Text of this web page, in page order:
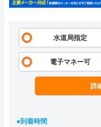
水道局指定
電子マネー可
詳
●到着時間